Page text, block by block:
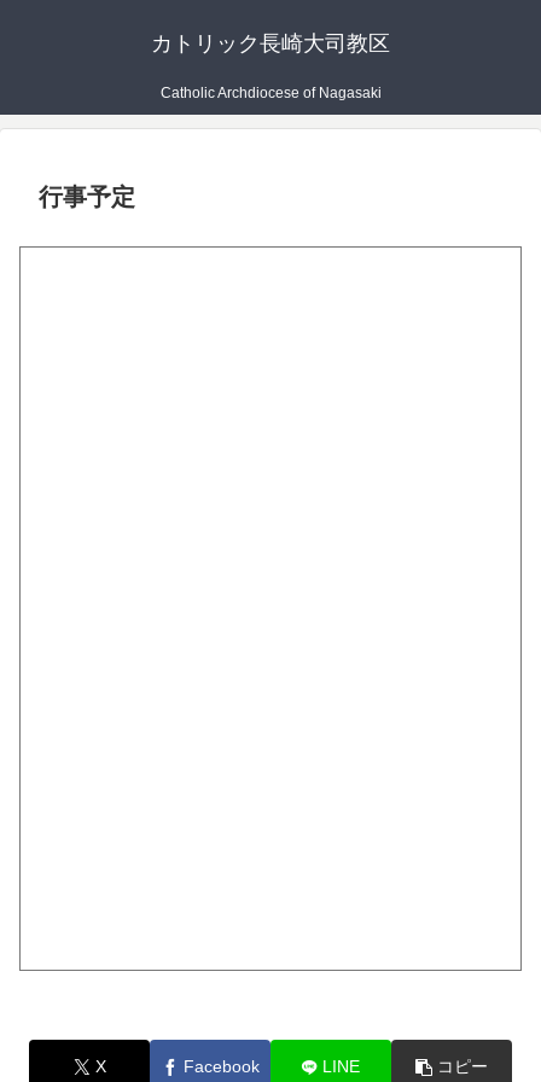
カトリック長崎大司教区
Catholic Archdiocese of Nagasaki
行事予定
X Facebook LINE コピー